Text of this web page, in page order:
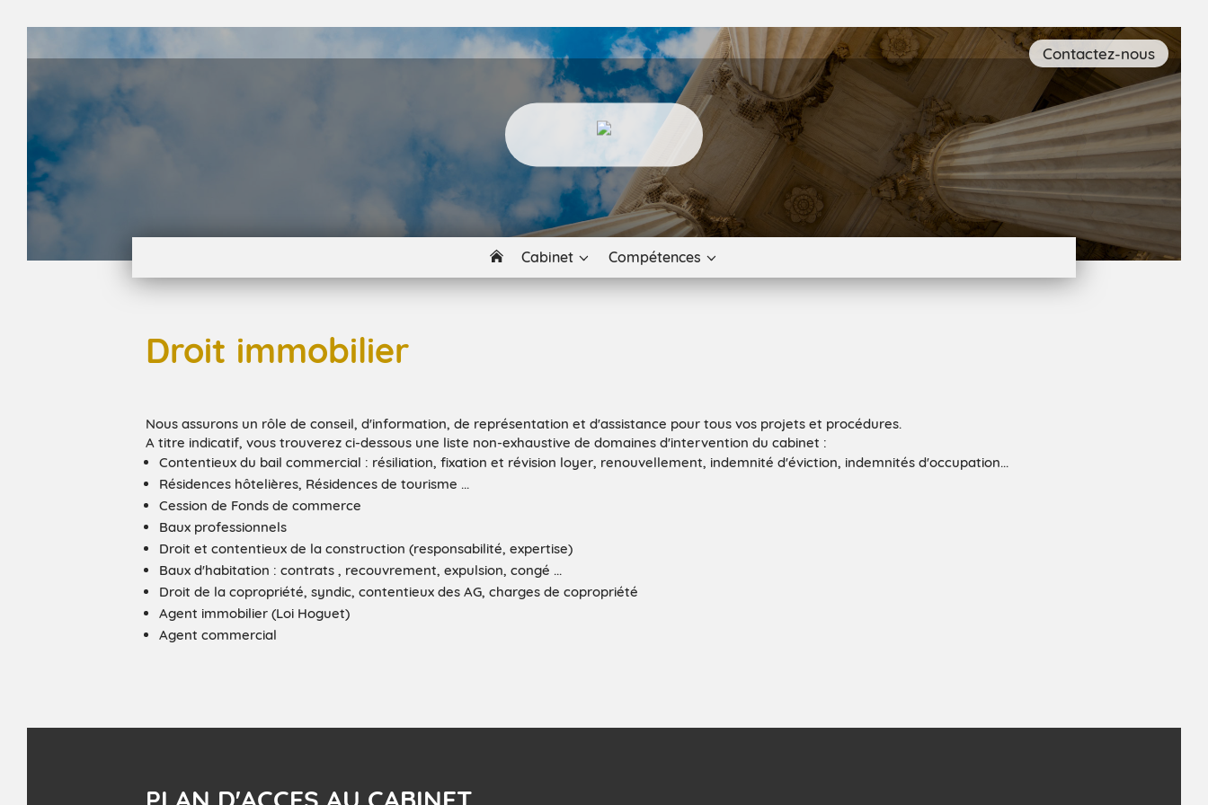
Cabinet Compétences
Contactez-nous
Droit immobilier
Nous assurons un rôle de conseil, d'information, de représentation et d'assistance pour tous vos projets et procédures.
A titre indicatif, vous trouverez ci-dessous une liste non-exhaustive de domaines d'intervention du cabinet :
Contentieux du bail commercial : résiliation, fixation et révision loyer, renouvellement, indemnité d'éviction, indemnités d'occupation...
Résidences hôtelières, Résidences de tourisme ...
Cession de Fonds de commerce
Baux professionnels
Droit et contentieux de la construction (responsabilité, expertise)
Baux d'habitation : contrats , recouvrement, expulsion, congé ...
Droit de la copropriété, syndic, contentieux des AG, charges de copropriété
Agent immobilier (Loi Hoguet)
Agent commercial